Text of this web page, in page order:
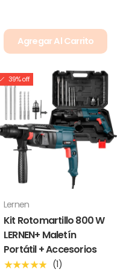
Agregar Al Carrito
39% off
Lernen
Kit Rotomartillo 800 W
LERNEN+ Maletín
Portátil + Accesorios
★★★★★ (1)